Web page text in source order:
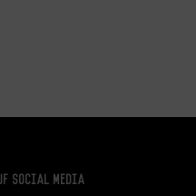
Social Media